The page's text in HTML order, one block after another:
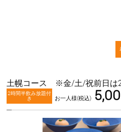
土幌コース ※金/土/祝前日は2
2時間半飲み放題付
き お一人様(税込)